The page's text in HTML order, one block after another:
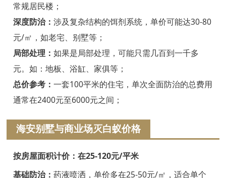
海宁白蚁防治
嘉善白蚁防治
海盐白蚁防治
湖州白蚁防治
长兴白蚁防治
安吉白蚁防治
常规居民楼；
深度防治： 涉及复杂结构的饵剂系统，单价可能达30-80
元/㎡，如老宅、别墅等；
局部处理： 如果是局部处理，可能只需几百到一千多
元。如：地板、浴缸、家俱等；
总价参考： 一套100平米的住宅，单次全面防治的总费用
通常在2400元至6000元之间；
海安别墅与商业场灭白蚁价格
按房屋面积计价：在25-120元/平米
基础防治： 药液喷洒，单价多在25-50元/㎡，适合单个